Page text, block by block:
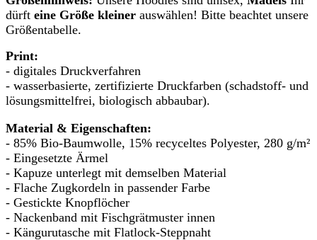
dürft eine Größe kleiner auswählen! Bitte beachtet unsere
Größentabelle.
Print:
- digitales Druckverfahren
- wasserbasierte, zertifizierte Druckfarben (schadstoff- und
lösungsmittelfrei, biologisch abbaubar).
Material & Eigenschaften:
- 85% Bio-Baumwolle, 15% recyceltes Polyester, 280 g/m²
- Eingesetzte Ärmel
- Kapuze unterlegt mit demselben Material
- Flache Zugkordeln in passender Farbe
- Gestickte Knopflöcher
- Nackenband mit Fischgrätmuster innen
- Kängurutasche mit Flatlock-Steppnaht